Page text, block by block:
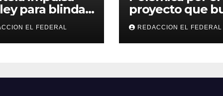
para blindar
rurales de
cuáles son
EL FEDERAL
proyecto que
regular
refugios de
gatos:
REDACCION EL FEDERAL